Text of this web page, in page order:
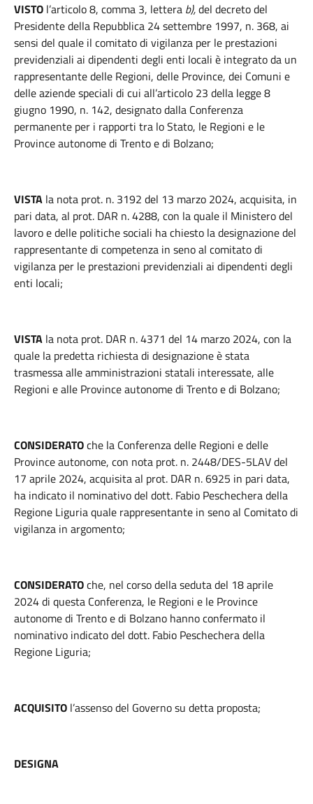
VISTO l’articolo 8, comma 3, lettera b),del decreto del
Presidente della Repubblica 24 settembre 1997, n. 368, ai
sensi del quale il comitato di vigilanza per le prestazioni
previdenziali ai dipendenti degli enti locali è integrato da un
rappresentante delle Regioni, delle Province, dei Comuni e
delle aziende speciali di cui all’articolo 23 della legge 8
giugno 1990, n. 142, designato dalla Conferenza
permanente per i rapporti tra lo Stato, le Regioni e le
Province autonome di Trento e di Bolzano;
VISTA la nota prot. n. 3192 del 13 marzo 2024, acquisita, in
pari data, al prot. DAR n. 4288, con la quale il Ministero del
lavoro e delle politiche sociali ha chiesto la designazione del
rappresentante di competenza in seno al comitato di
vigilanza per le prestazioni previdenziali ai dipendenti degli
enti locali;
VISTA la nota prot. DAR n. 4371 del 14 marzo 2024, con la
quale la predetta richiesta di designazione è stata
trasmessa alle amministrazioni statali interessate, alle
Regioni e alle Province autonome di Trento e di Bolzano;
CONSIDERATOche la Conferenza delle Regioni e delle
Province autonome, con nota prot. n. 2448/DES-5LAV del
17 aprile 2024, acquisita al prot. DAR n. 6925 in pari data,
ha indicato il nominativo del dott. Fabio Peschechera della
Regione Liguria quale rappresentante in seno al Comitato di
vigilanza in argomento;
CONSIDERATOche, nel corso della seduta del 18 aprile
2024 di questa Conferenza, le Regioni e le Province
autonome di Trento e di Bolzano hanno confermato il
nominativo indicato del dott. Fabio Peschechera della
Regione Liguria;
ACQUISITO l’assenso del Governo su detta proposta;
DESIGNA